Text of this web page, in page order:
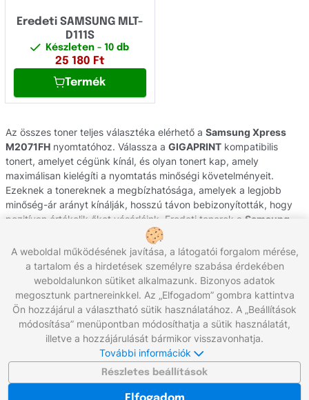
Eredeti SAMSUNG MLT-
D111S
Készleten- 10 db
25 180 Ft
Termék
Az összes toner teljes választéka elérhető a Samsung Xpress
M2071FH nyomtatóhoz. Válassza a GIGAPRINT kompatibilis
tonert, amelyet cégünk kínál, és olyan tonert kap, amely
maximálisan kielégíti a nyomtatás minőségi követelményeit.
Ezeknek a tonereknek a megbízhatósága, amelyek a legjobb
minőség-ár arányt kínálják, hosszú távon bebizonyították, hogy
pozitívan értékelik őket vásárlóink. Eredeti tonerek a Samsung
gyártótól származnak, hivatalos csehországi forgalmazással és
eredetiség garanciával. Ha segítségre van szüksége
nyomtatójának kellékének kiválasztásához, forduljon
ügyfélszolgálatunkhoz, ahol szívesen segítünk Önnek.
Hívjon minket: +36 96/566-292
Munkanapokon 8:00 - 17:00
Írjon nekünk:info@gigaprint.hu©2026 gigaprint.hu
A weboldal működésének javítása, a látogatói forgalom mérése,
a tartalom és a hirdetések személyre szabása érdekében
weboldalunkon sütiket alkalmazunk. Bizonyos adatok
megosztunk partnereinkkel. Az „Elfogadom” gombra kattintva
Ön hozzájárul a választható sütik használatához. A „Beállítások
módosítása” menüpontban módosíthatja a sütik használatát,
illetve a hozzájárulását bármikor visszavonhatja.
További információk
Részletes beállítások